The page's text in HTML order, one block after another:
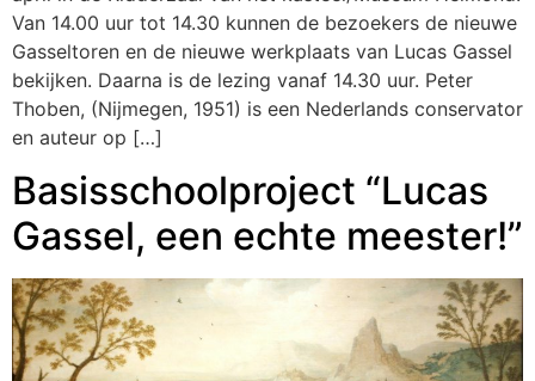
Van 14.00 uur tot 14.30 kunnen de bezoekers de nieuwe
Gasseltoren en de nieuwe werkplaats van Lucas Gassel
bekijken. Daarna is de lezing vanaf 14.30 uur. Peter
Thoben, (Nijmegen, 1951) is een Nederlands conservator
en auteur op […]
Basisschoolproject “Lucas
Gassel, een echte meester!”